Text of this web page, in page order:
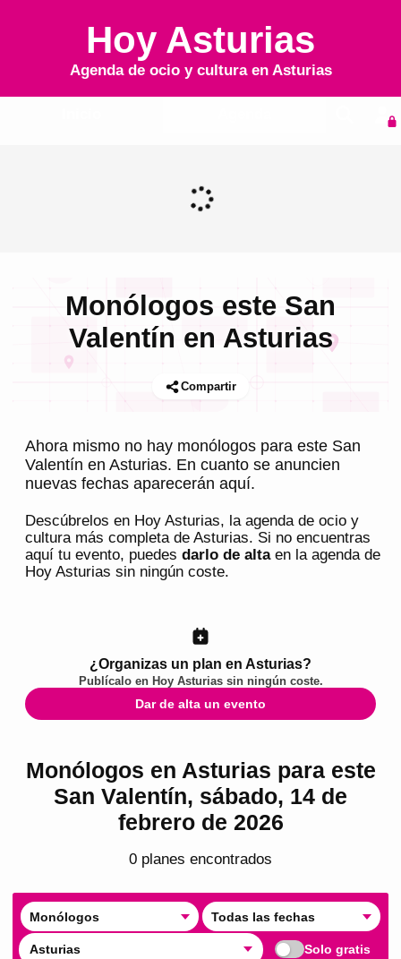
Hoy Asturias
Agenda de ocio y cultura en Asturias
Monólogos este San
Valentín en Asturias
Compartir
Ahora mismo no hay monólogos para este San
Valentín en Asturias. En cuanto se anuncien
nuevas fechas aparecerán aquí.
Descúbrelos en Hoy Asturias, la agenda de ocio y
cultura más completa de Asturias. Si no encuentras
aquí tu evento, puedes darlo de altaen la agenda de
Hoy Asturias sin ningún coste.
¿Organizas un plan en Asturias?
Publícalo en Hoy Asturiassin ningún coste.
Dar de alta un evento
Monólogos en Asturias para este
San Valentín, sábado, 14 de
febrero de 2026
0 planes encontrados
Monólogos Todas las fechas
Asturias Solo gratis